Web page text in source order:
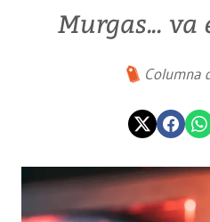
Murgas... va
Columna